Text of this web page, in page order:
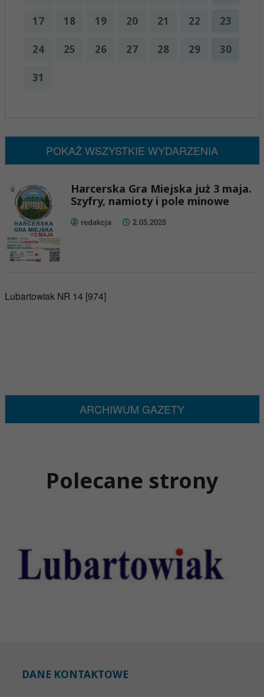
17 18 19 20 21 22 23
24 25 26 27 28 29 30
31
POKAŻ WSZYSTKIE WYDARZENIA
Harcerska Gra Miejska już 3 maja.
Szyfry, namioty i pole minowe
redakcja 2.05.2025
Lubartowiak NR 14 [974]
ARCHIWUM GAZETY
Polecane strony
DANE KONTAKTOWE